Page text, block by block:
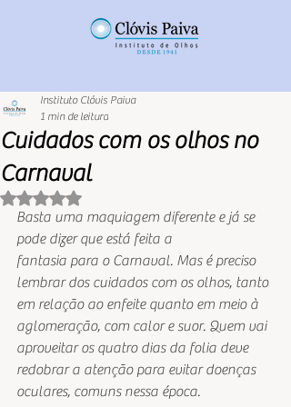
Cuidados com os olhos no
Carnaval
Instituto Clóvis Paiva
1 min de leitura
Avaliado com NaN de 5 estrelas.
Basta uma maquiagem diferente e já se
pode dizer que está feita a
fantasia para o Carnaval. Mas é preciso
lembrar dos cuidados com os olhos, tanto
em relação ao enfeite quanto em meio à
aglomeração, com calor e suor. Quem vai
aproveitar os quatro dias da folia deve
redobrar a atenção para evitar doenças
oculares, comuns nessa época.